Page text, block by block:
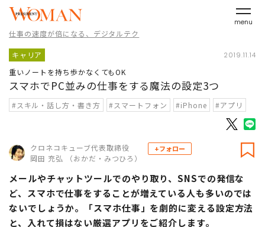
menu
仕事の速度が倍になる、デジタルテク
キャリア 2019.11.14
重いノートを持ち歩かなくてもOK
スマホでPC並みの仕事をする魔法の設定3つ
#スキル・話し方・書き方 #スマートフォン #iPhone #アプリ
クロネコキューブ代表取締役
岡田 充弘 （おかだ・みつひろ）
+フォロー
メールやチャットツールでのやり取り、SNSでの発信な
ど、スマホで仕事をすることが増えている人も多いのでは
ないでしょうか。「スマホ仕事」を劇的に変える設定方法
と、入れて損はない厳選アプリをご紹介します。